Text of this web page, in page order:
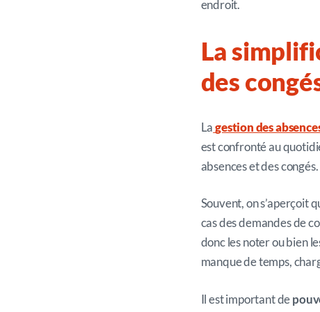
endroit.
La
des
Lagestion des
est confronté au
absences et des congés.
Souvent, on s’aperçoit
cas des demandes de
donc les noter ou bien
manque de temps,
Il est important de